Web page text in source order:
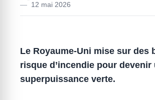
12 mai 2026
Le Royaume-Uni mise sur des
risque d’incendie pour devenir
superpuissance verte.